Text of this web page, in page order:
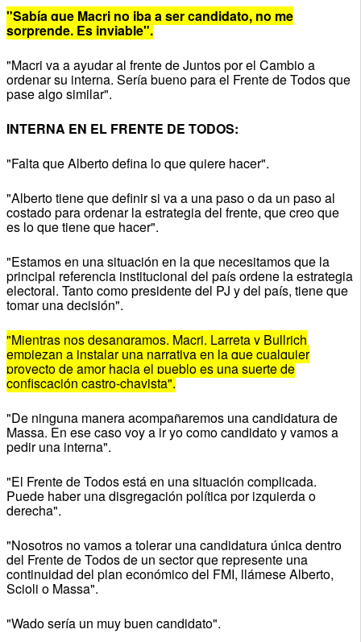
"Sabía que Macri no iba a ser candidato, no me
sorprende. Es inviable".
"Macri va a ayudar al frente de Juntos por el Cambio a
ordenar su interna. Sería bueno para el Frente de Todos que
pase algo similar".
INTERNA EN EL FRENTE DE TODOS:
"Falta que Alberto defina lo que quiere hacer".
"Alberto tiene que definir si va a una paso o da un paso al
costado para ordenar la estrategia del frente, que creo que
es lo que tiene que hacer".
"Estamos en una situación en la que necesitamos que la
principal referencia institucional del país ordene la estrategia
electoral. Tanto como presidente del PJ y del país, tiene que
tomar una decisión".
"Mientras nos desangramos, Macri, Larreta y Bullrich
empiezan a instalar una narrativa en la que cualquier
proyecto de amor hacia el pueblo es una suerte de
confiscación castro-chavista".
"De ninguna manera acompañaremos una candidatura de
Massa. En ese caso voy a ir yo como candidato y vamos a
pedir una interna".
"El Frente de Todos está en una situación complicada.
Puede haber una disgregación política por izquierda o
derecha".
"Nosotros no vamos a tolerar una candidatura única dentro
del Frente de Todos de un sector que represente una
continuidad del plan económico del FMI, llámese Alberto,
Scioli o Massa".
"Wado sería un muy buen candidato".